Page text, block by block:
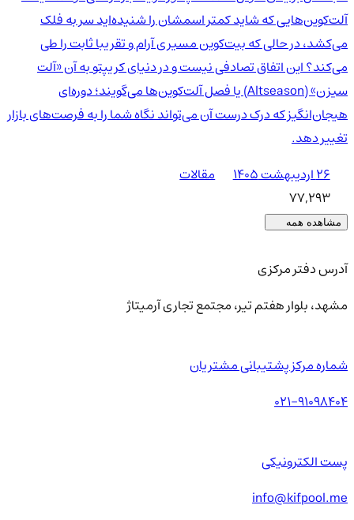
آلت‌کوین‌هایی که شاید کمتر اسمشان را شنیده‌اید سر به فلک
می‌کشد، در حالی که بیت‌کوین مسیری آرام و تقریبا ثابت را طی
می‌کند؟ این اتفاق تصادفی نیست و در دنیای کریپتو به آن «آلت
سیزن» (Altseason) یا فصل آلت‌کوین‌ها می‌گویند؛ دوره‌ای
هیجان‌انگیز که درک درست آن می‌تواند نگاه شما را به فرصت‌های بازار
تغییر دهد.
۲۶ اردیبهشت ۱۴۰۵
مقالات
77,293
مشاهده همه
آدرس دفتر مرکزی
مشهد، بلوار هفتم تیر، مجتمع تجاری آرمیتاژ
شماره مرکز پشتیبانی مشتریان
021-91098404
پست الکترونیکی
info@kifpool.me